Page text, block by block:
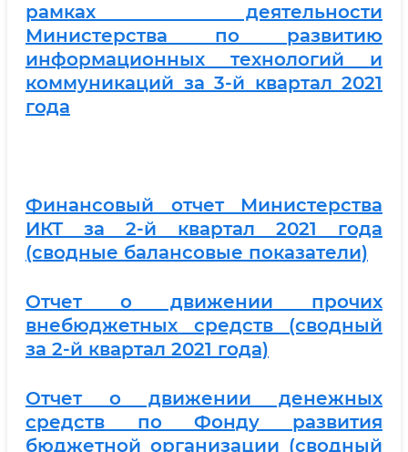
рамках деятельности
Министерства по развитию
информационных технологий и
коммуникаций за 3-й квартал 2021
года
Финансовый отчет Министерства
ИКТ за 2-й квартал 2021 года
(сводные балансовые показатели)
Отчет о движении прочих
внебюджетных средств (сводный
за 2-й квартал 2021 года)
Отчет о движении денежных
средств по Фонду развития
бюджетной организации (сводный